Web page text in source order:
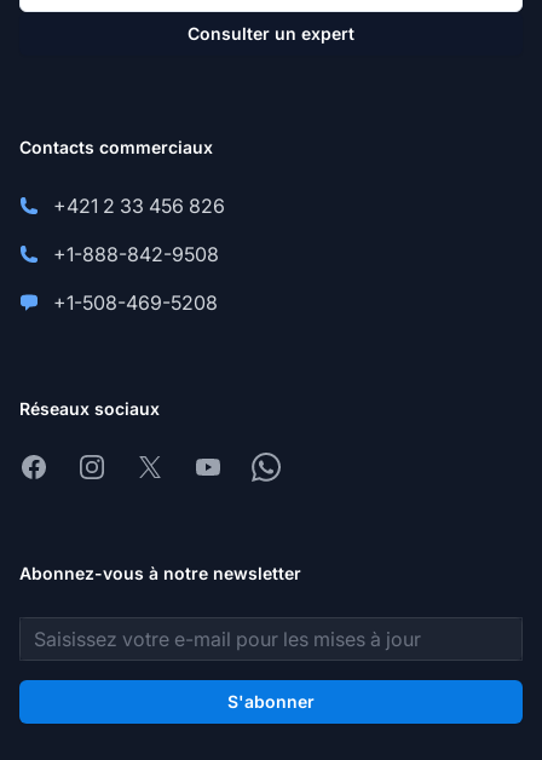
Consulter un expert
Contacts commerciaux
+421 2 33 456 826
+1-888-842-9508
+1-508-469-5208
Réseaux sociaux
FacebookInstagram
X YoutubeWhatsapp
Abonnez-vous à notre newsletter
Adresse e-mail
S'abonner